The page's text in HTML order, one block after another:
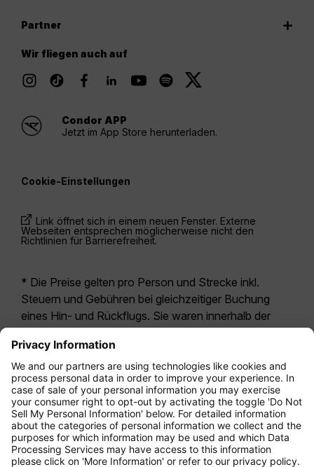
Partner
Wir fliegen auch auf
Condor APP
Jetzt im App Store herunterladen.
Cookie-Einstellungen
Link öffnet sich in einem neuen Fenster. Externe
Webseiten entsprechen möglicherweise nicht den
Richtlinien für Barrierefreiheit.
* Die Preise gelten pro Person und Strecke inkl.
Steuern und Gebühren bei gleichzeitiger Buchung
eines Hin- und Rückflugs. Sie waren innerhalb der
letzten 24 Stunden verfügbar und sind
möglicherweise nicht mehr aktuell. Bei den für die
Economy Class angegebenen Tarifen handelt es
sich i.d.R. um Economy Zero, unsere restriktivste
Tarifoption. Es können hierfür zusätzliche Gebühren
fürAufgabegepäckoder für andere optionale
Leistungen anfallen. Es gelten dieAllgemeinen
Geschäftsbedingungen .